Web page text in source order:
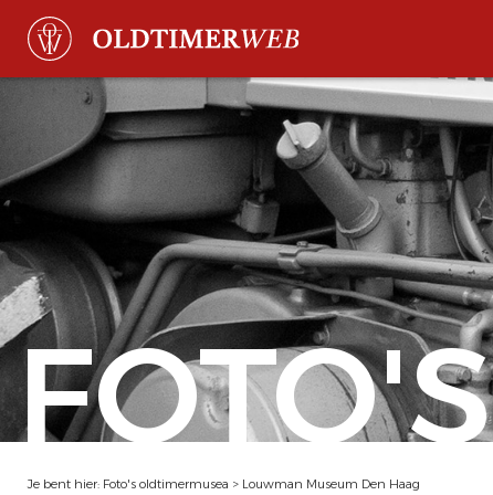
FOTO'S
Je bent hier: Foto's oldtimermusea > Louwman Museum Den Haag